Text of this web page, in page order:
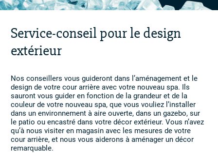
Service-conseil pour le design
extérieur
Nos conseillers vous guideront dans l’aménagement et le
design de votre cour arrière avec votre nouveau spa. Ils
sauront vous guider en fonction de la grandeur et de la
couleur de votre nouveau spa, que vous vouliez l’installer
dans un environnement à aire ouverte, dans un gazebo, sur
le patio ou encastré dans votre décor extérieur. Vous n’avez
qu’à nous visiter en magasin avec les mesures de votre
cour arrière, et nous vous aiderons à aménager un décor
remarquable.